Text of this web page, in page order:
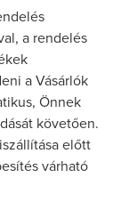
a rendelés
a Vásárlók
Önnek
követően.
előtt
várható